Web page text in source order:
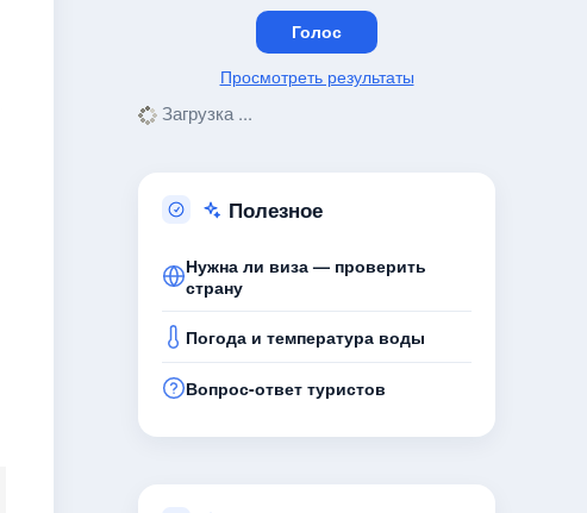
Просмотреть результаты
Загрузка ...
Полезное
Нужна ли виза — проверить
страну
Погода и температура воды
Вопрос-ответ туристов